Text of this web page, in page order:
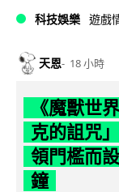
科技娛樂 遊戲
天恩 18 小時
《魔獸世
克的詛咒
領門檻而
鐘